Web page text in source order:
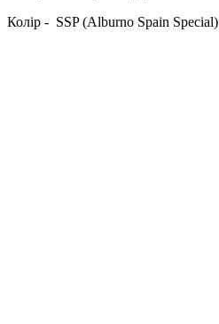
Колір - SSP (Alburno Spain Special)